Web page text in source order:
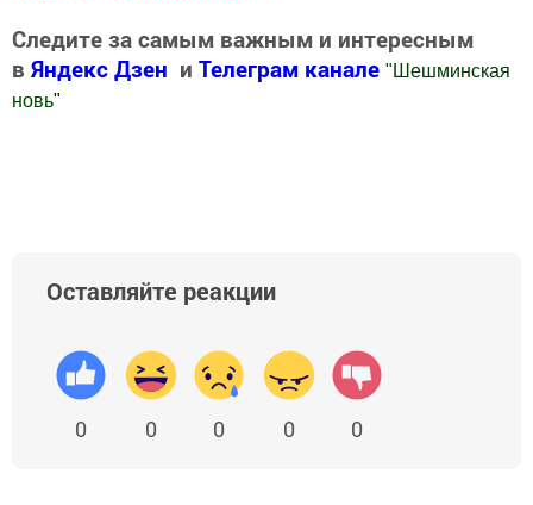
Следите за самым важным и интересным
в Яндекс Дзен и Телеграм канале " Шешминская
новь"
Оставляйте реакции
0 0 0 0 0